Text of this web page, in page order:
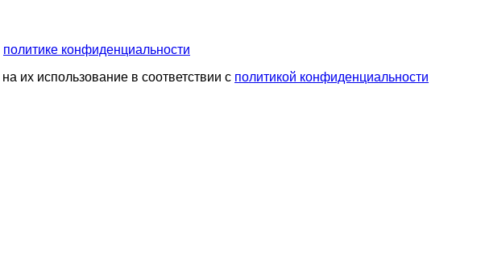
политике конфиденциальности
на их использование в соответствии с политикой конфиденциальности